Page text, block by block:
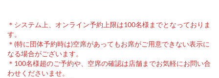
＊システム上、オンライン予約上限は100名様までとなっておりま
す。
＊(特に団体予約時は)空席があってもお席がご用意できない表示に
なる場合がございます。
＊100名様超のご予約や、空席の確認は店舗までお気軽にお問い合
わせくださいませ。